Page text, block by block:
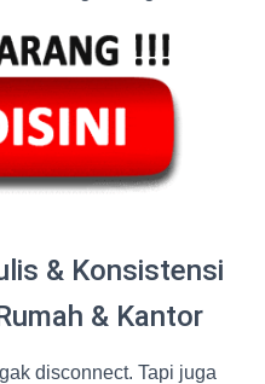
& Konsistensi
& Kantor
disconnect. Tapi juga